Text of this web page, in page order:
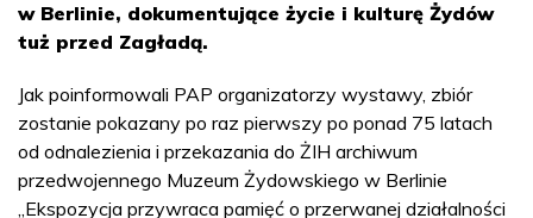
w Berlinie, dokumentujące życie i kulturę Żydów
tuż przed Zagładą.
Jak poinformowali PAP organizatorzy wystawy, zbiór
zostanie pokazany po raz pierwszy po ponad 75 latach
od odnalezienia i przekazania do ŻIH archiwum
przedwojennego Muzeum Żydowskiego w Berlinie
„Ekspozycja przywraca pamięć o przerwanej działalności